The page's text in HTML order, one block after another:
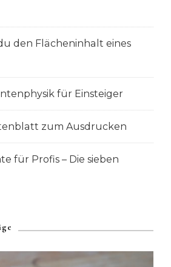
den Flächeninhalt eines
für Einsteiger
zum Ausdrucken
für Profis – Die sieben